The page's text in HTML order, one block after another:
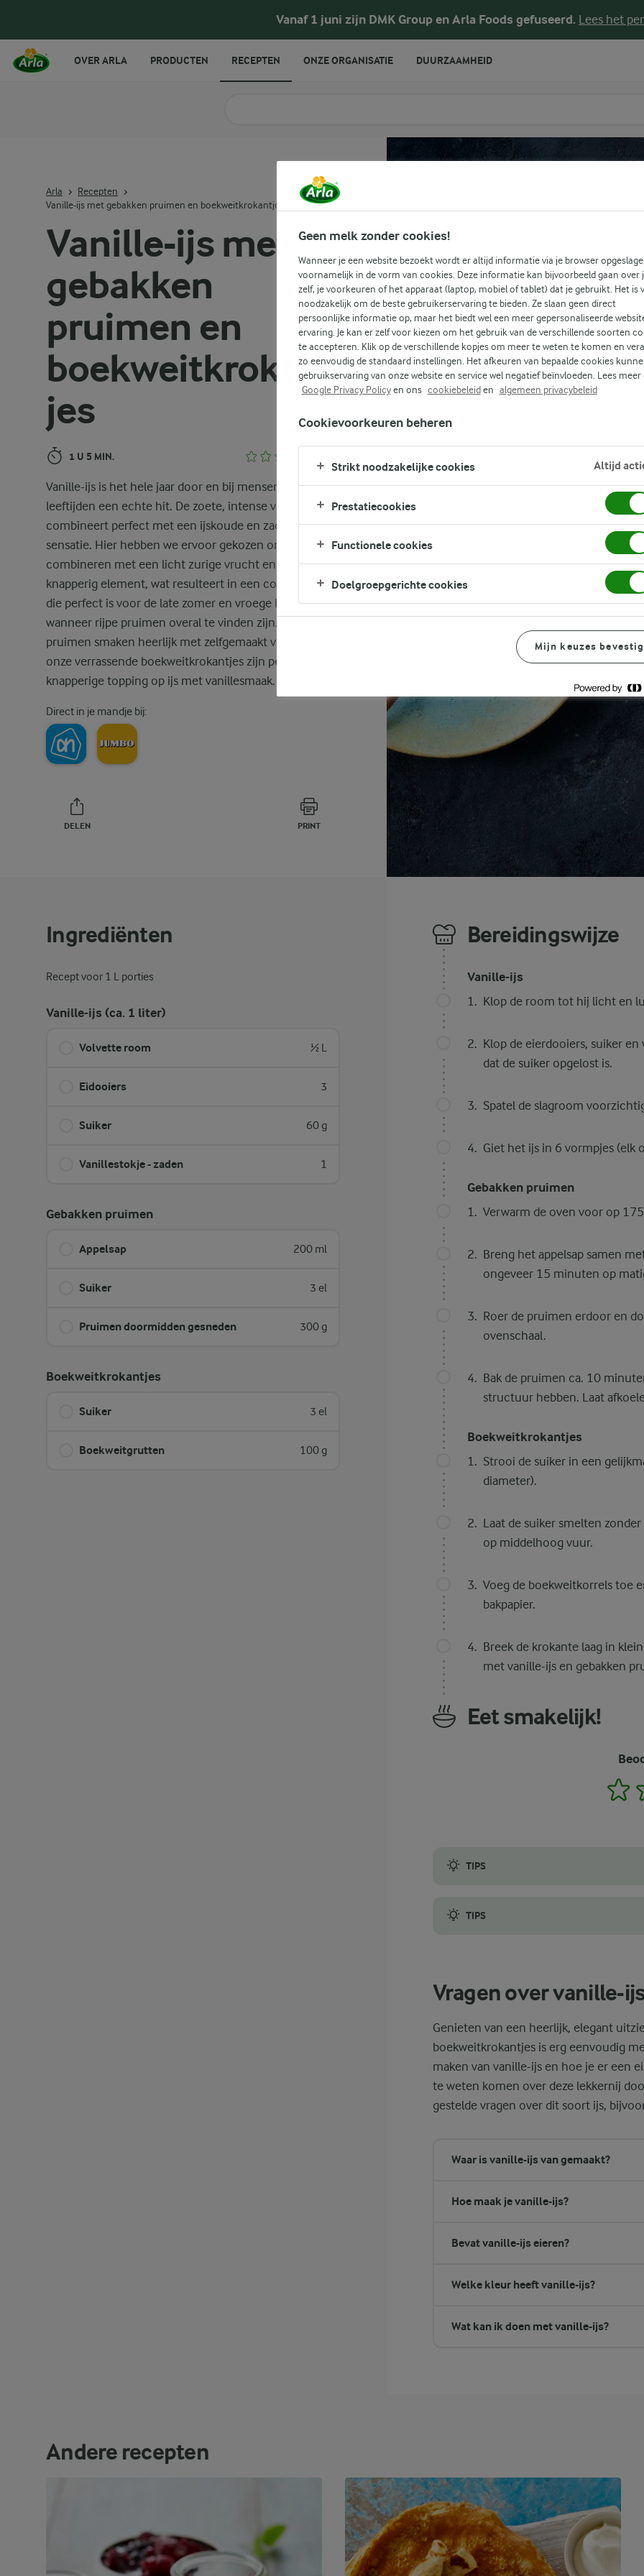
Vanaf 1 juni zijn DMK Group en Arla Foods gefuseerd. Lees het
Vanille-ijs met
gebakken
pruimen en
boekweitkrokant
jes
1 U 5 MIN.
Vanille-ijs is het hele jaar door en bij mensen van alle
leeftijden een echte hit. De zoete, intense vanillesmaak
combineert perfect met een ijskoude en zachte
sensatie. Hier hebben we ervoor gekozen om het ijs te
combineren met een licht zurige vrucht en een
knapperig element, wat resulteert in een combinatie
die perfect is voor de late zomer en vroege herfst,
wanneer rijpe pruimen overal te vinden zijn. De
pruimen smaken heerlijk met zelfgemaakt vanille-ijs en
onze verrassende boekweitkrokantjes zijn perfect als
knapperige topping op ijs met vanillesmaak.
Direct in je mandje bij:
DELEN PRINT
Arla
Recepten
Vanille-ijs met gebakken pruimen en boekweitkrokantjes
Ingrediënten
Recept voor 1 L porties
Vanille-ijs (ca. 1 liter)
Volvette room ½ L
Eidooiers 3
Suiker 60 g
Vanillestokje - zaden 1
Gebakken pruimen
Appelsap 200 ml
Suiker 3 el
Pruimen doormidden gesneden 300 g
Boekweitkrokantjes
Suiker 3 el
Boekweitgrutten 100 g
Bereidingswijze
Vanille-ijs
Klop de room tot hij licht en
Klop de eierdooiers, suiker
dat de suiker opgelost is.
Spatel de slagroom
Giet het ijs in 6 vormpjes (elk
Gebakken pruimen
Verwarm de oven voor op
Breng het appelsap samen
ongeveer 15 minuten op
Roer de pruimen erdoor en
ovenschaal.
Bak de pruimen ca. 10
structuur hebben. Laat
Boekweitkrokantjes
Strooi de suiker in een
diameter).
Laat de suiker smelten
op middelhoog vuur.
Voeg de boekweitkorrels toe
bakpapier.
Breek de krokante laag in
met vanille-ijs en gebakken
Eet smakelijk!
1
TIPS
TIPS
Vragen over vanille-
Genieten van een heerlijk, elegant
boekweitkrokantjes is erg eenvoudig
maken van vanille-ijs en hoe je er een
te weten komen over deze lekkernij
gestelde vragen over dit soort ijs,
Waar is vanille-ijs van gemaakt?
Hoe maak je vanille-ijs?
Bevat vanille-ijs eieren?
Welke kleur heeft vanille-ijs?
Wat kan ik doen met vanille-ijs?
Andere recepten
OVER ARLA PRODUCTEN RECEPTEN ONZE ORGANISATIE DUURZAAMHEID
Geen melk zonder cookies!
Wanneer je een website bezoekt wordt er altijd informatie via je browser
voornamelijk in de vorm van cookies. Deze informatie kan bijvoorbeeld gaan over
zelf, je voorkeuren of het apparaat (laptop, mobiel of tablet) dat je gebruikt. Het is
noodzakelijk om de beste gebruikerservaring te bieden. Ze slaan geen direct
persoonlijke informatie op, maar het biedt wel een meer gepersonaliseerde
ervaring. Je kan er zelf voor kiezen om het gebruik van de verschillende soorten
te accepteren. Klik op de verschillende kopjes om meer te weten te komen en
zo eenvoudig de standaard instellingen. Het afkeuren van bepaalde cookies
gebruikservaring van onze website en service wel negatief beïnvloeden. Lees meer
Google Privacy Policyen ons cookiebeleiden algemeen privacybeleid
Cookievoorkeuren beheren
Strikt noodzakelijke cookies Altijd
Prestatiecookies
Functionele cookies
Doelgroepgerichte cookies
Mijn keuzes